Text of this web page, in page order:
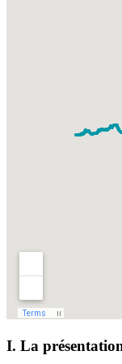
I. La